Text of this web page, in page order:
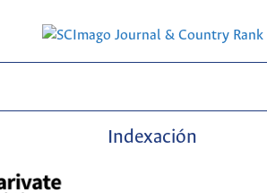
Indexación